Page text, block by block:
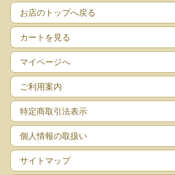
お店のトップへ戻る
カートを見る
マイページへ
ご利用案内
特定商取引法表示
個人情報の取扱い
サイトマップ